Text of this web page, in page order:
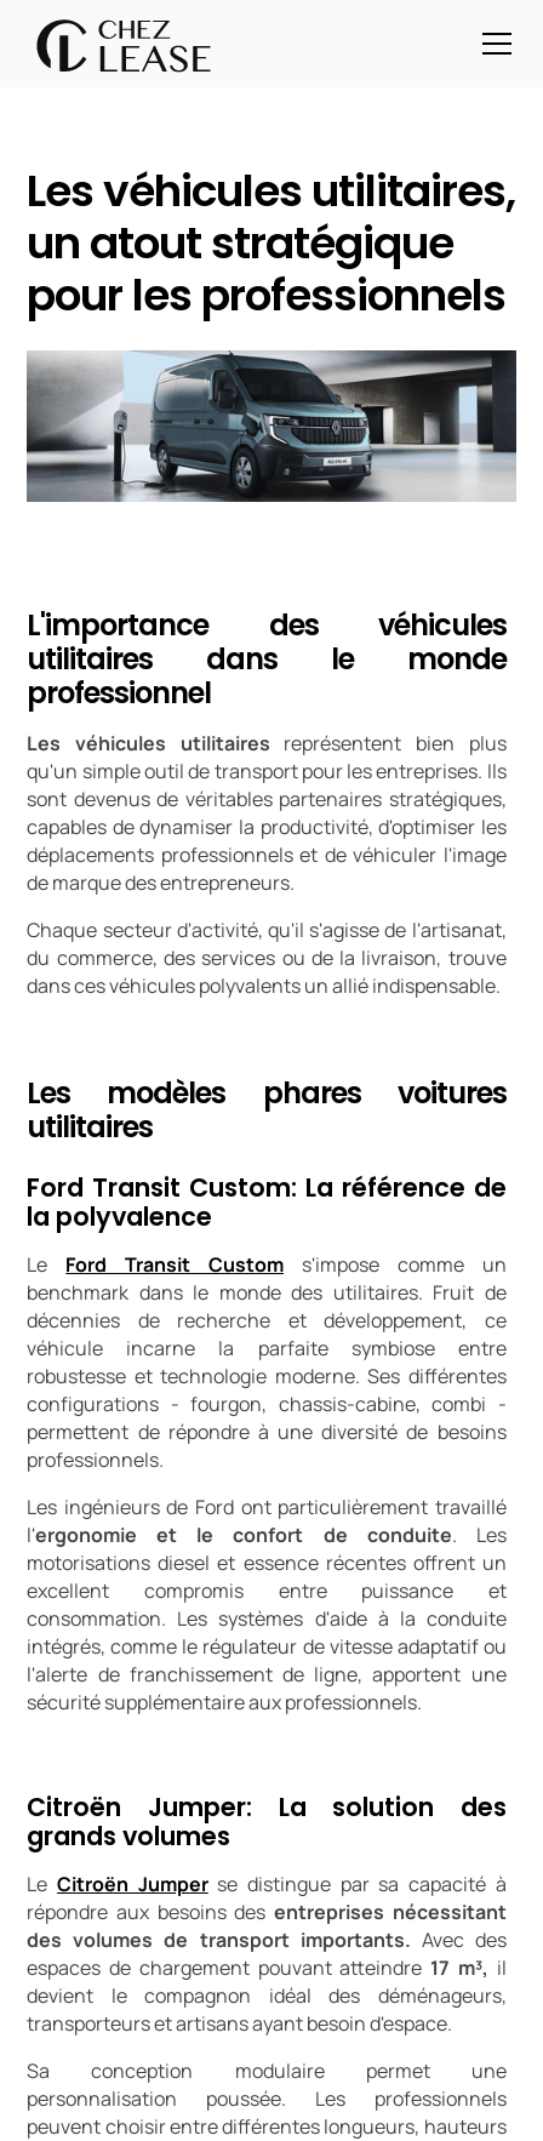
Les véhicules utilitaires,
un atout stratégique
pour les professionnels
L'importance des véhicules
utilitaires dans le monde
professionnel
Les véhicules utilitaires représentent bien plus
qu'un simple outil de transport pour les entreprises. Ils
sont devenus de véritables partenaires stratégiques,
capables de dynamiser la productivité, d'optimiser les
déplacements professionnels et de véhiculer l'image
de marque des entrepreneurs.
Chaque secteur d'activité, qu'il s'agisse de l'artisanat,
du commerce, des services ou de la livraison, trouve
dans ces véhicules polyvalents un allié indispensable.
Les modèles phares voitures
utilitaires
Ford Transit Custom: La référence de
la polyvalence
Le Ford Transit Custom s'impose comme un
benchmark dans le monde des utilitaires. Fruit de
décennies de recherche et développement, ce
véhicule incarne la parfaite symbiose entre
robustesse et technologie moderne. Ses différentes
configurations - fourgon, chassis-cabine, combi -
permettent de répondre à une diversité de besoins
professionnels.
Les ingénieurs de Ford ont particulièrement travaillé
l'ergonomie et le confort de conduite. Les
motorisations diesel et essence récentes offrent un
excellent compromis entre puissance et
consommation. Les systèmes d'aide à la conduite
intégrés, comme le régulateur de vitesse adaptatif ou
l'alerte de franchissement de ligne, apportent une
sécurité supplémentaire aux professionnels.
Citroën Jumper: La solution des
grands volumes
LeCitroën Jumperse distingue par sa capacité à
répondre aux besoins des entreprises nécessitant
des volumes de transport importants. Avec des
espaces de chargement pouvant atteindre 17 m³, il
devient le compagnon idéal des déménageurs,
transporteurs et artisans ayant besoin d'espace.
Sa conception modulaire permet une
personnalisation poussée. Les professionnels
peuvent choisir entre différentes longueurs, hauteurs